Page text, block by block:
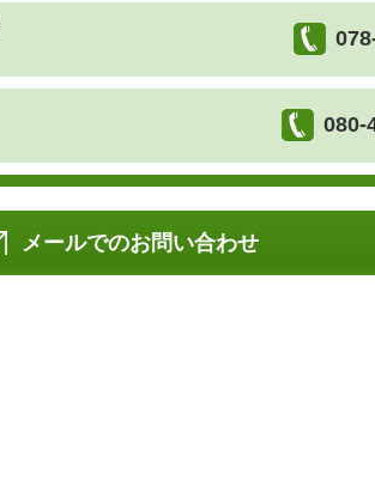
080-
メールでのお問い合わせ